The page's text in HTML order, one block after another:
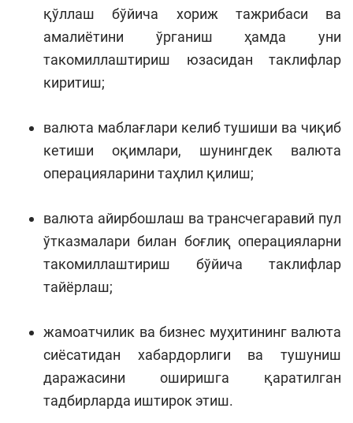
қўллаш бўйича хориж тажрибаси ва
амалиётини ўрганиш ҳамда уни
такомиллаштириш юзасидан таклифлар
киритиш;
валюта маблағлари келиб тушиши ва чиқиб
кетиши оқимлари, шунингдек валюта
операцияларини таҳлил қилиш;
валюта айирбошлаш ва трансчегаравий пул
ўтказмалари билан боғлиқ операцияларни
такомиллаштириш бўйича таклифлар
тайёрлаш;
жамоатчилик ва бизнес муҳитининг валюта
сиёсатидан хабардорлиги ва тушуниш
даражасини оширишга қаратилган
тадбирларда иштирок этиш.